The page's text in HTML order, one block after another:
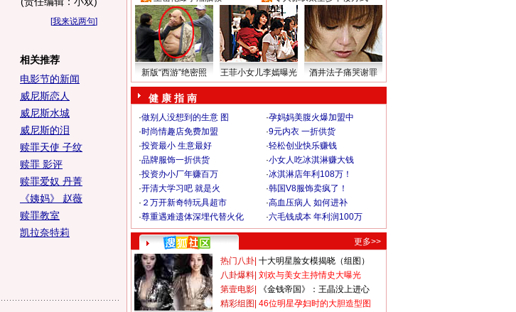
[我来说两句]
相关推荐
电影节的新闻
威尼斯恋人
威尼斯水城
威尼斯的泪
赎罪天使 子纹
赎罪 影评
赎罪爱奴 丹菁
《姨妈》 赵薇
赎罪教室
凯拉奈特莉
新版“西游”绝密照 王菲小女儿李嫣曝光 酒井法子痛哭谢罪
健 康 指 南
·做别人没想到的生意 图 ·孕妈妈美腹火爆加盟中
·时尚情趣店免费加盟 ·9元内衣 一折供货
·投资最小 生意最好 ·轻松创业快乐赚钱
·品牌服饰一折供货 ·小女人吃冰淇淋赚大钱
·投资办小厂年赚百万 ·冰淇淋店年利108万！
·开清大学习吧 就是火 ·韩国V8服饰卖疯了！
· ２万开新奇特玩具超市 ·高血压病人 如何进补
·尊重遇难遗体深埋代替火化 ·六毛钱成本 年利润100万
更多>>
热门八卦 十大明星脸女模揭晓（组图）
八卦爆料 刘欢与美女主持情史大曝光
第壹电影
《金钱帝国》：王晶没上进心
精彩组图 46位明星孕妇时的大胆造型图